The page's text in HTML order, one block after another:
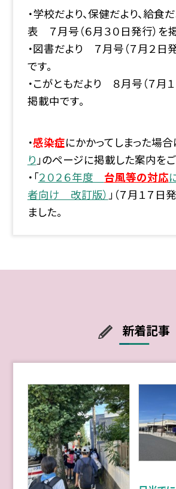
・学校だより、保健だより、給食
表 ７月号（６月３０日発行）を
・図書だより ７月号（７月２日
です。
・こがともだより ８月号（７月
掲載中です。
・感染症にかかってしまった場合
り」のページに掲載した案内をご
・「２０２６年度 台風等の対応
者向け 改訂版） 」（７月１７日
ました。
新着記事